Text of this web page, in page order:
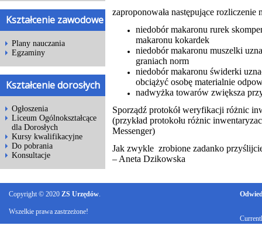
Kształcenie zawodowe
Plany nauczania
Egzaminy
Kształcenie dorosłych
Ogłoszenia
Liceum Ogólnokształcące
dla Dorosłych
Kursy kwalifikacyjne
Do pobrania
Konsultacje
zaproponowała następujące
niedobór makaronu rurek
makaronu kokardek
niedobór makaronu muszelki
graniach norm
niedobór makaronu świderki
obciążyć osobę materialnie
nadwyżka towarów zwiększa
Sporządź protokół weryfikacji różnic
(przykład protokołu różnic
Messenger)
Jak zwykle zrobione zadanko
– Aneta Dzikowska
Copyright © 2020 ZS Urzędów.
Wszelkie prawa zastrzeżone!